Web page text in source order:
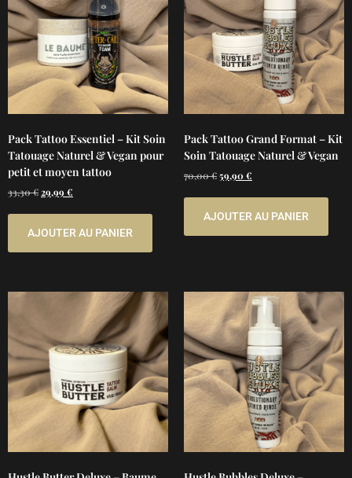
Pack Tattoo Essentiel – Kit Soin
Tatouage Naturel & Vegan pour
petit et moyen tattoo
33,30€ 29,99 €
AJOUTER AU PANIER
Pack Tattoo Grand Format – Kit
Soin Tatouage Naturel & Vegan
70,00€59,90€
AJOUTER AU PANIER